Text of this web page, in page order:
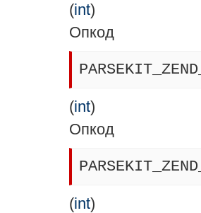
(int)
Опкод
(int)
Опкод
(int)